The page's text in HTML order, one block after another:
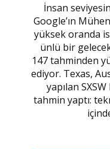
İnsan
Google’ın
yüksek oranda
ünlü bir
147 tahminden
ediyor. Texas,
yapılan
tahmin yaptı: